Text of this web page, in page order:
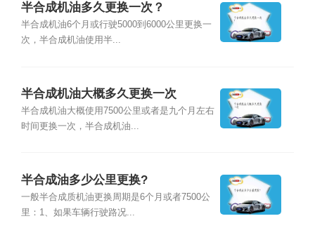
半合成机油多久更换一次？
半合成机油6个月或行驶5000到6000公里更换一
次，半合成机油使用半...
半合成机油大概多久更换一次
半合成机油大概使用7500公里或者是九个月左右
时间更换一次，半合成机油...
半合成油多少公里更换?
一般半合成质机油更换周期是6个月或者7500公
里：1、如果车辆行驶路况...